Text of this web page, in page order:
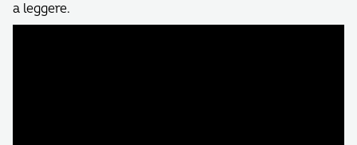
a leggere.